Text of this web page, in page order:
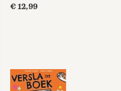
€ 12,99